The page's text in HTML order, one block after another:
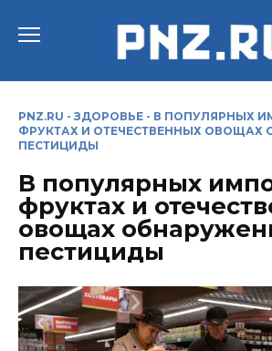
PNZ.RU - ЗДОРОВЬЕ - В ПОПУЛЯРНЫХ
ФРУКТАХ И ОТЕЧЕСТВЕННЫХ ОВОЩАХ
ПЕСТИЦИДЫ
В популярных
фруктах и
овощах
пестициды